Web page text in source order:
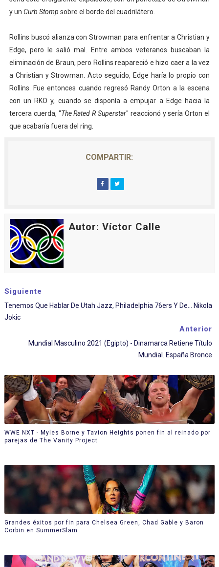
y un Curb Stomp sobre el borde del cuadrilátero.
Rollins buscó alianza con Strowman para enfrentar a Christian y
Edge, pero le salió mal. Entre ambos veteranos buscaban la
eliminación de Braun, pero Rollins reapareció e hizo caer a la vez
a Christian y Strowman. Acto seguido, Edge haría lo propio con
Rollins. Fue entonces cuando regresó Randy Orton a la escena
con un RKO y, cuando se disponía a empujar a Edge hacia la
tercera cuerda, "The Rated R Superstar" reaccionó y sería Orton el
que acabaría fuera del ring.
COMPARTIR:
Autor: Víctor Calle
Siguiente
Tenemos Que Hablar De Utah Jazz, Philadelphia 76ers Y De... Nikola
Jokic
Anterior
Mundial Masculino 2021 (Egipto) - Dinamarca Retiene Título
Mundial. España Bronce
WWE NXT - Myles Borne y Tavion Heights ponen fin al reinado por
parejas de The Vanity Project
Grandes éxitos por fin para Chelsea Green, Chad Gable y Baron
Corbin en SummerSlam